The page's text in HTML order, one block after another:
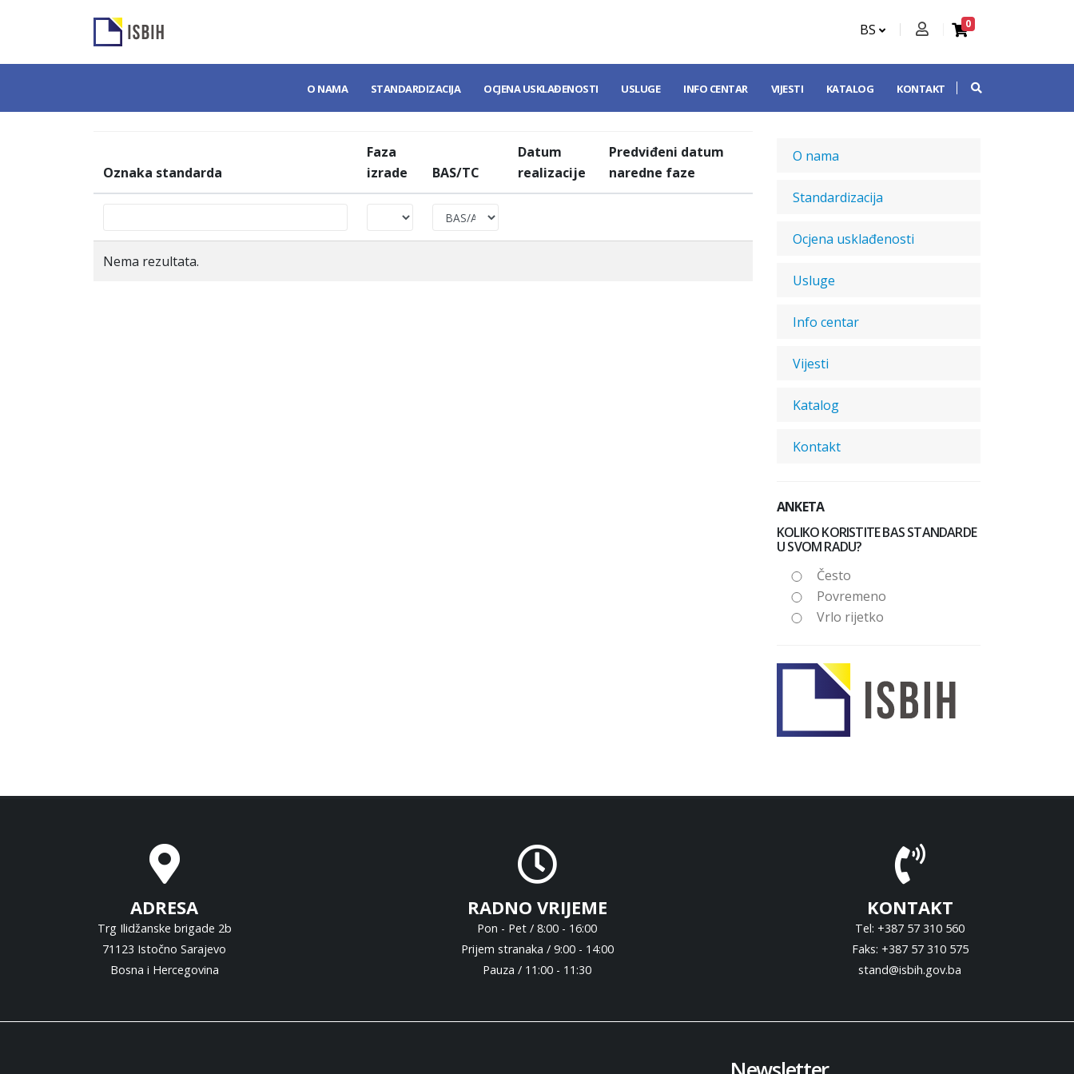
BS 0
O NAMA STANDARDIZACIJA OCJENA USKLAĐENOSTI USLUGE INFO CENTAR VIJESTI KATALOG KONTAKT
Oznaka standarda
Faza
izrade
BAS/TC
Datum
realizacije
Predviđeni datum
naredne faze
Nema rezultata.
O nama
Standardizacija
Ocjena usklađenosti
Usluge
Info centar
Vijesti
Katalog
Kontakt
ANKETA
KOLIKO KORISTITE BAS STANDARDE
U SVOM RADU?
Često
Povremeno
Vrlo rijetko
ADRESA
Trg Ilidžanske brigade 2b
71123 Istočno Sarajevo
Bosna i Hercegovina
RADNO VRIJEME
Pon - Pet / 8:00 - 16:00
Prijem stranaka / 9:00 - 14:00
Pauza / 11:00 - 11:30
KONTAKT
Tel: +387 57 310 560
Faks: +387 57 310 575
stand@isbih.gov.ba